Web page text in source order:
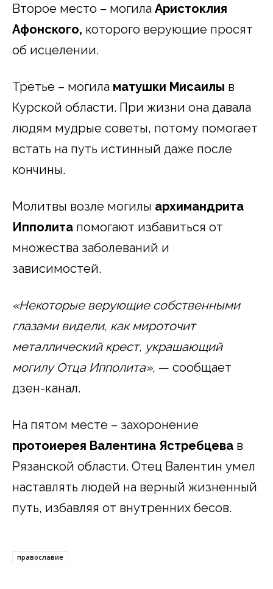
Второе место – могила Аристоклия
Афонского, которого верующие просят
об исцелении.
Третье – могила матушки Мисаилы в
Курской области. При жизни она давала
людям мудрые советы, потому помогает
встать на путь истинный даже после
кончины.
Молитвы возле могилы архимандрита
Ипполита помогают избавиться от
множества заболеваний и
зависимостей.
«Некоторые верующие собственными
глазами видели, как мироточит
металлический крест, украшающий
могилу Отца Ипполита», — сообщает
дзен-канал.
На пятом месте – захоронение
протоиерея Валентина Ястребцева в
Рязанской области. Отец Валентин умел
наставлять людей на верный жизненный
путь, избавляя от внутренних бесов.
православие